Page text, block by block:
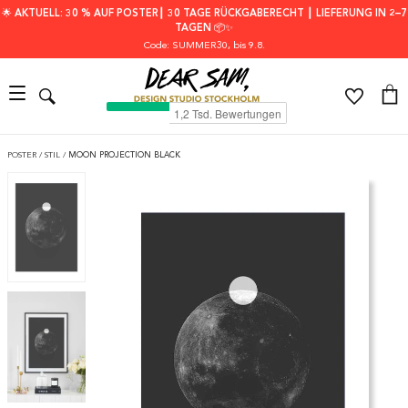
🌟 AKTUELL: 30 % AUF POSTER┃ 30 TAGE RÜCKGABERECHT ┃ LIEFERUNG IN 2–7
TAGEN 📦✨
Code: SUMMER30, bis 9.8.
POSTER / STIL / MOON PROJECTION BLACK